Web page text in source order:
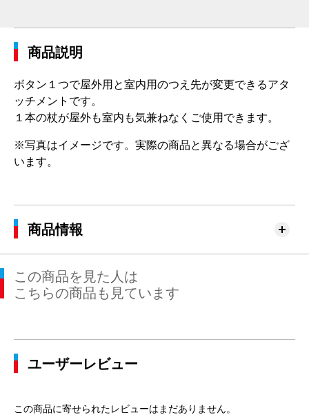
商品説明
ボタン１つで屋外用と室内用のつえ先が変更できるアタ
ッチメントです。
１本の杖が屋外も室内も気兼ねなくご使用できます。
※写真はイメージです。実際の商品と異なる場合がござ
います。
商品情報
この商品を見た人は
こちらの商品も見ています
ユーザーレビュー
この商品に寄せられたレビューはまだありません。